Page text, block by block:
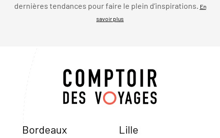
dernières tendances pour faire le plein d’inspirations.
En
savoir plus
Bordeaux Lille